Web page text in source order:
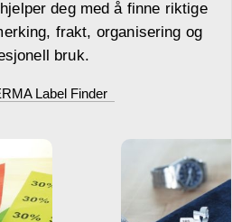
deg med å finne riktige
frakt, organisering og
bruk.
Label Finder